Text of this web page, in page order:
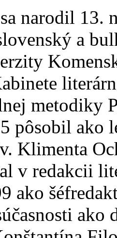
narodil 13.
a
metodiky
pôsobil ako
Klimenta
v redakcii
ako